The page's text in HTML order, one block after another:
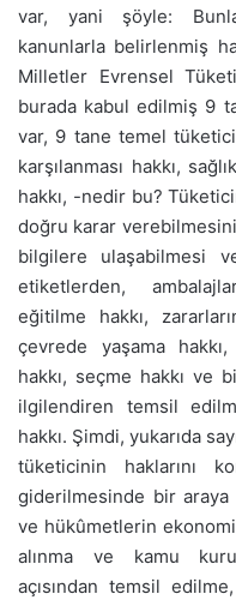
var, yani şöyle:
kanunlarla belirlenmiş
Milletler Evrensel
burada kabul edilmiş 9
var, 9 tane temel
karşılanması hakkı,
hakkı, -nedir bu?
doğru karar
bilgilere ulaşabilmesi
etiketlerden,
eğitilme hakkı,
çevrede yaşama hakkı,
hakkı, seçme hakkı ve
ilgilendiren temsil
hakkı. Şimdi, yukarıda
tüketicinin haklarını
giderilmesinde bir
ve hükûmetlerin
alınma ve kamu
açısından temsil